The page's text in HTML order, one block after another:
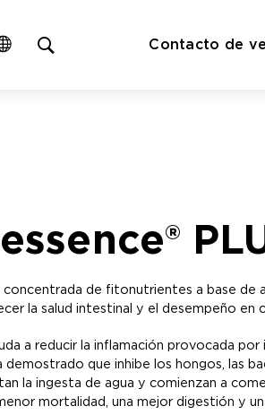
Contacto de
concentrada de fitonutrientes a base
la salud intestinal y el desempeño en
a reducir la inflamación provocada
que inhibe los hongos, las
la ingesta de agua y comienzan a
mortalidad, una mejor digestión y